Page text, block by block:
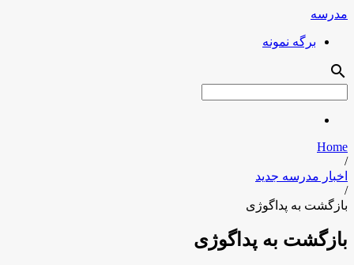
مدرسه
برگه نمونه
search
Home
/
اخبار مدرسه جدید
/
بازگشت به پداگوژی
بازگشت به پداگوژی